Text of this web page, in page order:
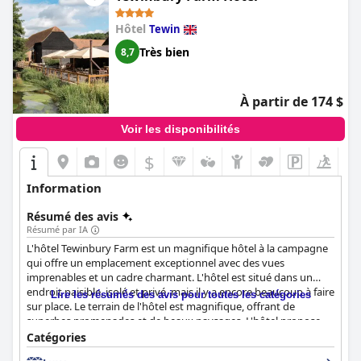
Hôtel Tewin
8,7 Très bien
À partir de 174 $
Voir les disponibilités
$
Information
Résumé des avis
Résumé par IA
L'hôtel Tewinbury Farm est un magnifique hôtel à la campagne
qui offre un emplacement exceptionnel avec des vues
imprenables et un cadre charmant. L'hôtel est situé dans un
endroit paisible, isolé et privé, mais il y a encore beaucoup à faire
sur place. Le terrain de l'hôtel est magnifique, offrant de
superbes promenades et de beaux paysages. L'hôtel propose
une variété d'options de restauration, y compris le petit-
déjeuner servi dans le Cowshed, que les clients apprécient
Lire les résumés des avis pour toutes les catégories
Catégories